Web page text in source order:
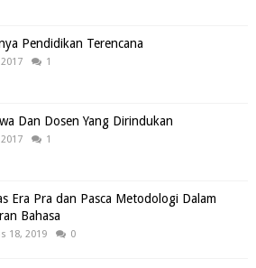
Pendidikan Terencana
1
Dan Dosen Yang Dirindukan
1
Era Pra dan Pasca Metodologi Dalam
Bahasa
18, 2019 0